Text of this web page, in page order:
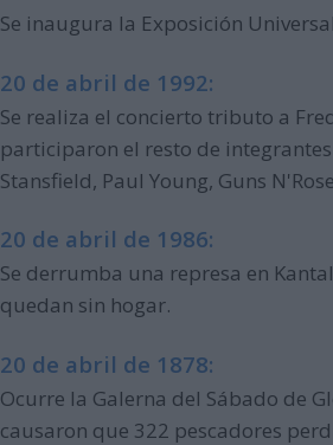
Se inaugura la Exposición
20 de abril de 1992:
Se realiza el concierto tributo a
participaron el resto de
Stansfield, Paul Young, Guns
20 de abril de 1986:
Se derrumba una represa en
quedan sin hogar.
20 de abril de 1878:
Ocurre la Galerna del Sábado de
causaron que 322 pescadores